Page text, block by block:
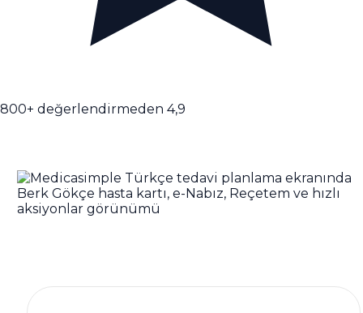
800+ değerlendirmeden 4,9